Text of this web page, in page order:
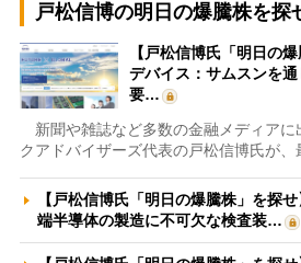
戸松信博の明日の爆騰株を探
【戸松信博氏「明日の
デバイス：サムスンを
要…
新聞や雑誌など多数の金融メディアに
クアドバイザーズ代表の戸松信博氏が、
【戸松信博氏「明日の爆騰株」を探
端半導体の製造に不可欠な検査装…